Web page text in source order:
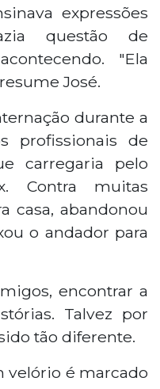
expressões
questão de
"Ela
José.
durante a
profissionais de
carregaria pelo
Contra muitas
casa, abandonou
o andador para
encontrar a
Talvez por
tão diferente.
velório é marcado